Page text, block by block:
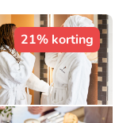
21% korting